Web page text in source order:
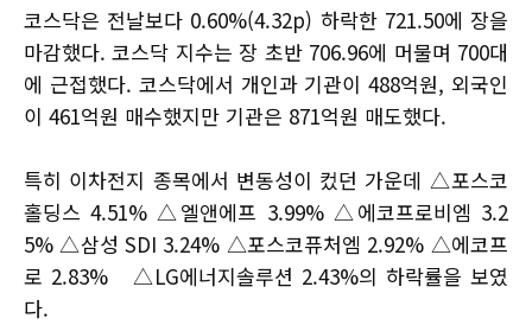
코스닥은 전날보다 0.60%(4.32p) 하락한 721.50에 장을
마감했다. 코스닥 지수는 장 초반 706.96에 머물며 700대
에 근접했다. 코스닥에서 개인과 기관이 488억원, 외국인
이 461억원 매수했지만 기관은 871억원 매도했다.
특히 이차전지 종목에서 변동성이 컸던 가운데 △포스코
홀딩스 4.51% △엘앤에프 3.99% △에코프로비엠 3.2
5% △삼성 SDI 3.24% △포스코퓨처엠 2.92% △에코프
로 2.83% △LG에너지솔루션 2.43%의 하락률을 보였
다.